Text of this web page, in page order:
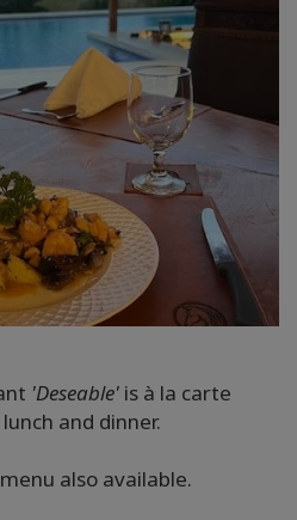
'Deseable'is à la carte
and dinner.
also available.